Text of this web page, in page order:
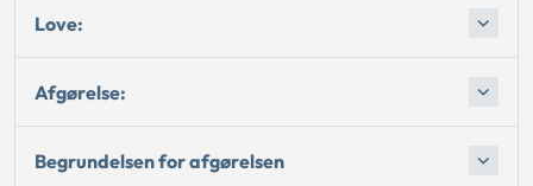
Love:
Afgørelse:
Begrundelsen for afgørelsen